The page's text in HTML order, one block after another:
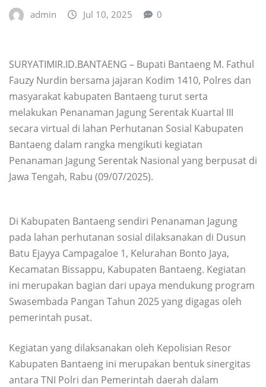
admin Jul 10, 2025 0
SURYATIMIR.ID.BANTAENG – Bupati Bantaeng M. Fathul
Fauzy Nurdin bersama jajaran Kodim 1410, Polres dan
masyarakat kabupaten Bantaeng turut serta
melakukan Penanaman Jagung Serentak Kuartal III
secara virtual di lahan Perhutanan Sosial Kabupaten
Bantaeng dalam rangka mengikuti kegiatan
Penanaman Jagung Serentak Nasional yang berpusat di
Jawa Tengah, Rabu (09/07/2025).
Di Kabupaten Bantaeng sendiri Penanaman Jagung
pada lahan perhutanan sosial dilaksanakan di Dusun
Batu Ejayya Campagaloe 1, Kelurahan Bonto Jaya,
Kecamatan Bissappu, Kabupaten Bantaeng. Kegiatan
ini merupakan bagian dari upaya mendukung program
Swasembada Pangan Tahun 2025 yang digagas oleh
pemerintah pusat.
Kegiatan yang dilaksanakan oleh Kepolisian Resor
Kabupaten Bantaeng ini merupakan bentuk sinergitas
antara TNI Polri dan Pemerintah daerah dalam